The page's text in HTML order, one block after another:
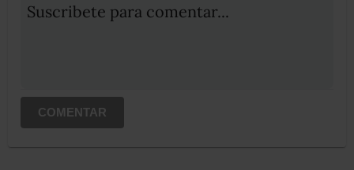
Suscribete para comentar...
COMENTAR